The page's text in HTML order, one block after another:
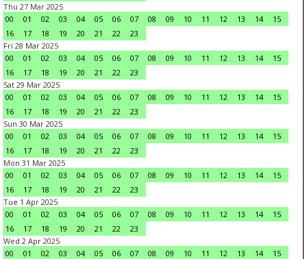
Thu 27 Mar 2025
00
01 02 03 04 05 06 07 08 09 10 11 12 13 14
15
16
17 18 19 20 21 22
23
Fri 28 Mar 2025
00
01 02 03 04 05 06 07 08 09 10 11 12 13 14
15
16
17 18 19 20 21 22
23
Sat 29 Mar 2025
00
01 02 03 04 05 06 07 08 09 10 11 12 13 14
15
16
17 18 19 20 21 22
23
Sun 30 Mar 2025
00
01 02 03 04 05 06 07 08 09 10 11 12 13 14
15
16
17 18 19 20 21 22
23
Mon 31 Mar 2025
00
01 02 03 04 05 06 07 08 09 10 11 12 13 14
15
16
17 18 19 20 21 22
23
Tue 1 Apr 2025
00
01 02 03 04 05 06 07 08 09 10 11 12 13 14
15
16
17 18 19 20 21 22
23
Wed 2 Apr 2025
00
01 02 03 04 05 06 07 08 09 10 11 12 13 14
15